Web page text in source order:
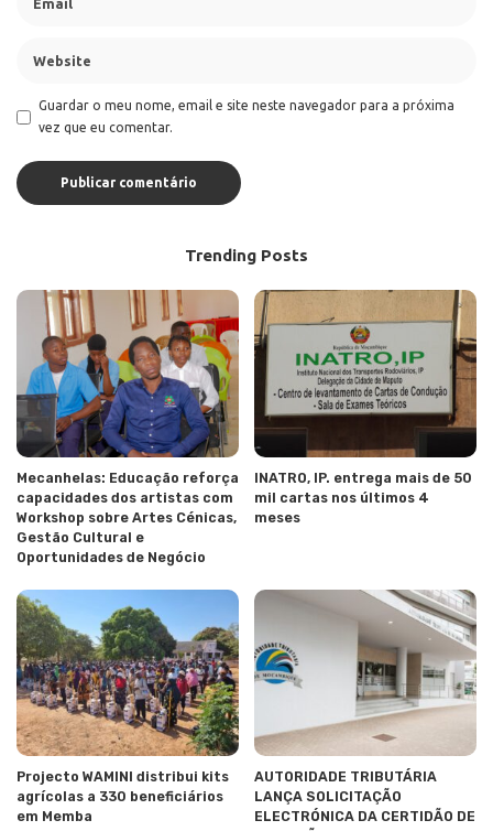
Guardar o meu nome, email e site neste navegador para a próxima
vez que eu comentar.
Trending Posts
Mecanhelas: Educação reforça
capacidades dos artistas com
Workshop sobre Artes Cénicas,
Gestão Cultural e
Oportunidades de Negócio
INATRO, IP. entrega mais de 50
mil cartas nos últimos 4
meses
Projecto WAMINI distribui kits
agrícolas a 330 beneficiários
em Memba
AUTORIDADE TRIBUTÁRIA
LANÇA SOLICITAÇÃO
ELECTRÓNICA DA CERTIDÃO DE